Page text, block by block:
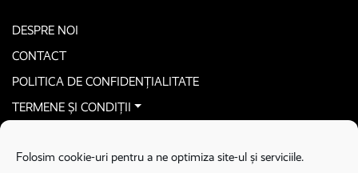
Folosim cookie-uri pentru a ne optimiza site-ul și serviciile.
DESPRE NOI
CONTACT
POLITICA DE CONFIDENȚIALITATE
TERMENE ȘI CONDIȚII